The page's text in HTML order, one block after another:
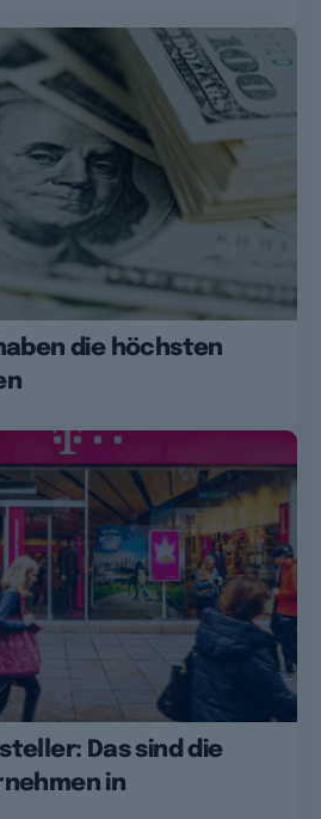
die höchsten
Das sind die
in